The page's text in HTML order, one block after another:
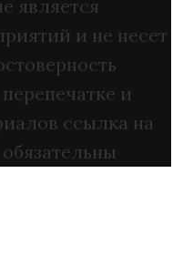
является
и не несет
и
ссылка на